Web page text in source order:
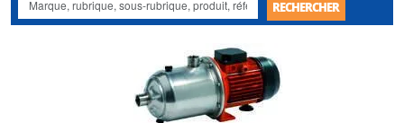
RECHERCHER